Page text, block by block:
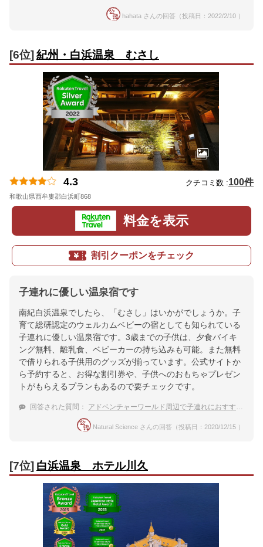
hahata さんの回答（投稿日：2022/2/10 ）
[6位]紀州・白浜温泉 むさし
4.3 クチコミ数 :100件
和歌山県西牟婁郡白浜町868
料金を表示
割引クーポンをチェック
子連れに優しい温泉宿です
南紀白浜温泉でしたら、「むさし」はいかがでしょうか。子
育て総研認定のウェルカムベビーの宿としても知られている
子連れに優しい温泉宿です。3歳までの子供は、夕食バイキ
ング無料、離乳食、ベビーカーの持ち込みも可能。また無料
で借りられる子供用のグッズが揃っています。公式サイトか
ら予約すると、お得な割引券や、子供へのおもちゃプレゼン
トがもらえるプランもあるので要チェックです。
回答された質問： アドベンチャーワールド周辺で子連れにおすすめの温泉宿
Natural Science さんの回答（投稿日：2020/12/15 ）
[7位] 白浜温泉 ホテル川久